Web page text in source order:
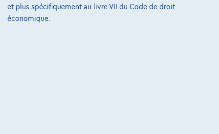
et plus spécifiquement au livre VII du Code de droit
économique.